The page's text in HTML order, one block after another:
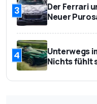
3
Der Ferrari
Neuer
4
Unterwegs
Nichts fühlt